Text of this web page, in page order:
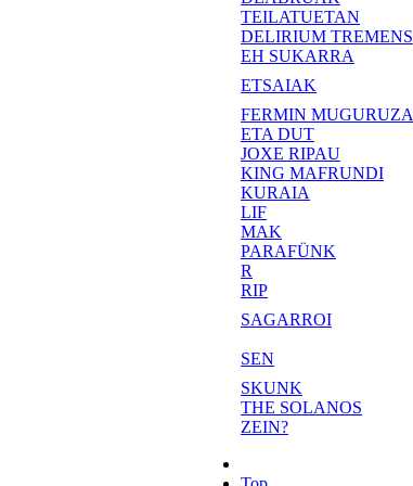
TEILATUETAN
DELIRIUM TREMENS
EH SUKARRA
ETSAIAK
FERMIN MUGURUZA
ETA DUT
JOXE RIPAU
KING MAFRUNDI
KURAIA
LIF
MAK
PARAFÜNK
R
RIP
SAGARROI
SEN
SKUNK
THE SOLANOS
ZEIN?